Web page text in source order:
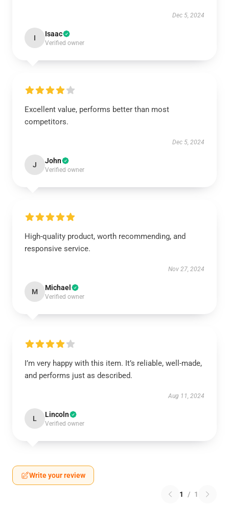
Dec 5, 2024
I Isaac
Verified owner
Excellent value, performs better than most
competitors.
Dec 5, 2024
J John
Verified owner
High-quality product, worth recommending, and
responsive service.
Nov 27, 2024
M Michael
Verified owner
I’m very happy with this item. It’s reliable, well-made,
and performs just as described.
Aug 11, 2024
L Lincoln
Verified owner
Write your review
1 / 1